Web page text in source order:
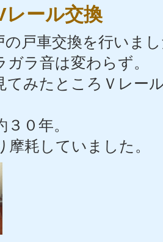
レール交換
の戸車交換を行いま
ラ音は変わらず。
てみたところＶレー
０年。
摩耗していました。